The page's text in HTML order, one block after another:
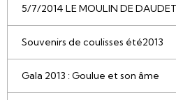
5/7/2014 LE MOULIN DE DAUDET
Souvenirs de coulisses été2013
Gala 2013 : Goulue et son âme